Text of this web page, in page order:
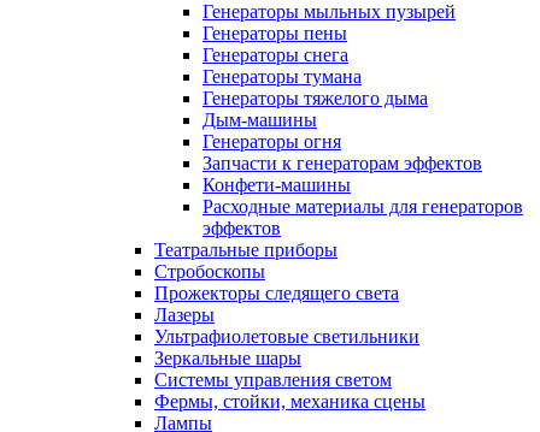
Генераторы мыльных пузырей
Генераторы пены
Генераторы снега
Генераторы тумана
Генераторы тяжелого дыма
Дым-машины
Генераторы огня
Запчасти к генераторам эффектов
Конфети-машины
Расходные материалы для генераторов
эффектов
Театральные приборы
Стробоскопы
Прожекторы следящего света
Лазеры
Ультрафиолетовые светильники
Зеркальные шары
Системы управления светом
Фермы, стойки, механика сцены
Лампы